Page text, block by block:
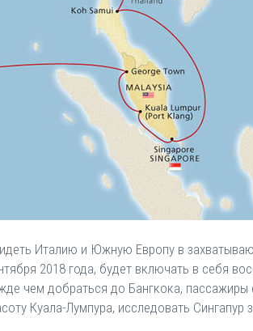
Италию и Южную Европу в
2018 года, будет включать в себя
чем добраться до Бангкока, пассажиры
Куала-Лумпура, исследовать